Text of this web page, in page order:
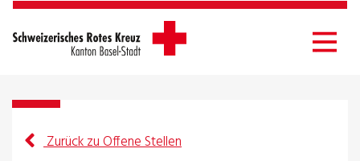
Zurück zu Offene Stellen